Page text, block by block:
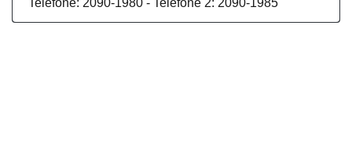
Telefone: 2090-1980 - Telefone 2: 2090-1985